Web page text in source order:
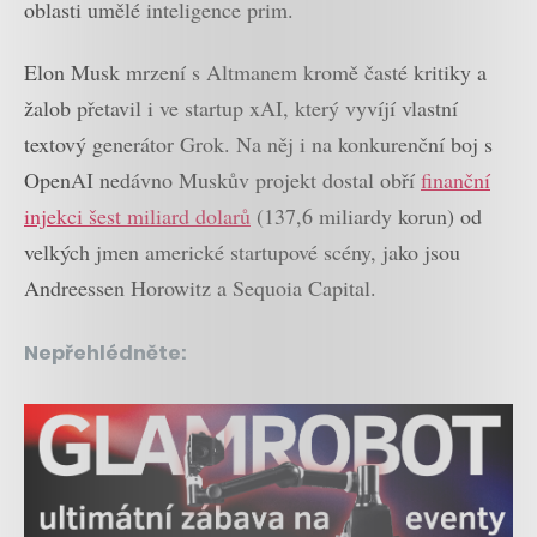
oblasti umělé inteligence prim.
Elon Musk mrzení s Altmanem kromě časté kritiky a
žalob přetavil i ve startup xAI, který vyvíjí vlastní
textový generátor Grok. Na něj i na konkurenční boj s
OpenAI nedávno Muskův projekt dostal obří finanční
injekci šest miliard dolarů (137,6 miliardy korun) od
velkých jmen americké startupové scény, jako jsou
Andreessen Horowitz a Sequoia Capital.
Nepřehlédněte: